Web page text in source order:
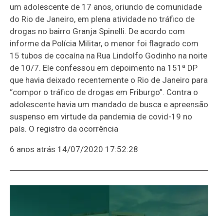
um adolescente de 17 anos, oriundo de comunidade
do Rio de Janeiro, em plena atividade no tráfico de
drogas no bairro Granja Spinelli. De acordo com
informe da Polícia Militar, o menor foi flagrado com
15 tubos de cocaína na Rua Lindolfo Godinho na noite
de 10/7. Ele confessou em depoimento na 151ª DP
que havia deixado recentemente o Rio de Janeiro para
“compor o tráfico de drogas em Friburgo”. Contra o
adolescente havia um mandado de busca e apreensão
suspenso em virtude da pandemia de covid-19 no
país. O registro da ocorrência
6 anos atrás 14/07/2020 17:52:28